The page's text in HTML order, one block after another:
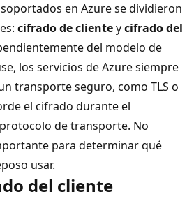
en Azure se dividieron
cifrado de clienteycifrado del
del modelo de
los servicios de Azure siempre
transporte seguro, como TLS o
el cifrado durante el
de transporte. No
para determinar qué
usar.
del cliente